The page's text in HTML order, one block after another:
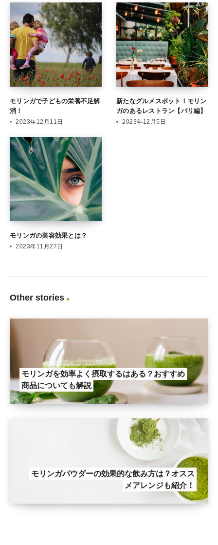
モリンガで子どもの栄養不足解
消！
2023年12月11日
新たなグルメスポット！モリン
ガのあるレストラン【バリ編】
2023年12月5日
モリンガの美容効果とは？
2023年11月27日
Other stories
モリンガを効率よく摂取するはある？おすすめ
商品についても解説
モリンガパウダーの効果的な飲み方は？オスス
メアレンジも紹介！